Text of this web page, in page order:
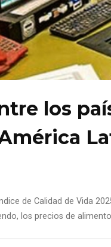
los
de Calidad de Vida
los precios de